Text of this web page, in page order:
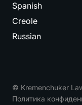
Spanish
Creole
Russian
© Kremenchuker
Политика